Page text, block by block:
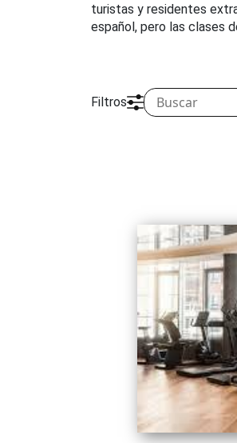
turistas y residentes
español, pero las clases
Filtros